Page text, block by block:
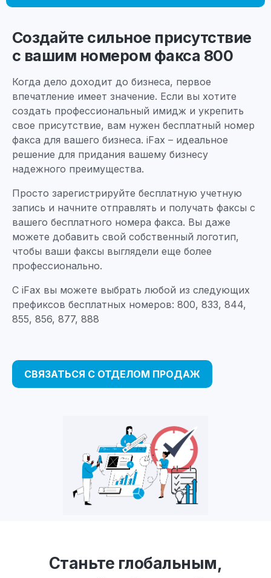
Создайте сильное присутствие
с вашим номером факса 800
Когда дело доходит до бизнеса, первое
впечатление имеет значение. Если вы хотите
создать профессиональный имидж и укрепить
свое присутствие, вам нужен бесплатный номер
факса для вашего бизнеса. iFax – идеальное
решение для придания вашему бизнесу
надежного преимущества.
Просто зарегистрируйте бесплатную учетную
запись и начните отправлять и получать факсы с
вашего бесплатного номера факса. Вы даже
можете добавить свой собственный логотип,
чтобы ваши факсы выглядели еще более
профессионально.
С iFax вы можете выбрать любой из следующих
префиксов бесплатных номеров: 800, 833, 844,
855, 856, 877, 888
СВЯЗАТЬСЯ С ОТДЕЛОМ ПРОДАЖ
Станьте глобальным,